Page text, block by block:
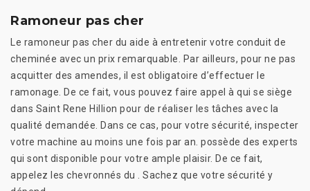
Ramoneur pas cher
Le ramoneur pas cher du aide à entretenir votre conduit de
cheminée avec un prix remarquable. Par ailleurs, pour ne pas
acquitter des amendes, il est obligatoire d’effectuer le
ramonage. De ce fait, vous pouvez faire appel à qui se siège
dans Saint Rene Hillion pour de réaliser les tâches avec la
qualité demandée. Dans ce cas, pour votre sécurité, inspecter
votre machine au moins une fois par an. possède des experts
qui sont disponible pour votre ample plaisir. De ce fait,
appelez les chevronnés du . Sachez que votre sécurité y